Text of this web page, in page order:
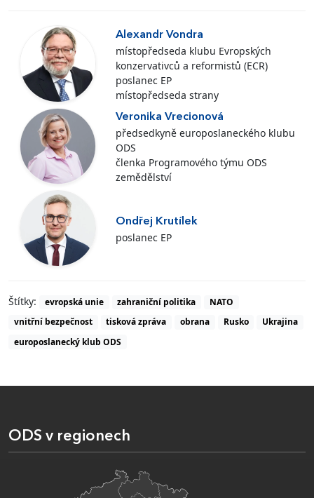
Alexandr Vondra
místopředseda klubu Evropských
konzervativců a reformistů (ECR)
poslanec EP
místopředseda strany
Veronika Vrecionová
předsedkyně europoslaneckého klubu
ODS
členka Programového týmu ODS
zemědělství
Ondřej Krutílek
poslanec EP
Štítky: evropská unie zahraniční politika
NATO
vnitřní bezpečnost
tisková zpráva obrana Rusko
Ukrajina
europoslanecký klub ODS
ODS v regionech